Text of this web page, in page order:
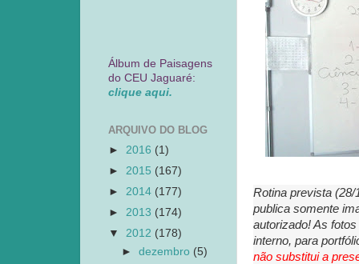
Rotina prevista (28/
publica somente
autorizado! As
interno, para
não substitui a
Álbum de Paisagens
do CEU Jaguaré:
clique aqui.
ARQUIVO DO BLOG
► 2016 (1)
► 2015 (167)
► 2014 (177)
► 2013 (174)
▼ 2012 (178)
►dezembro (5)